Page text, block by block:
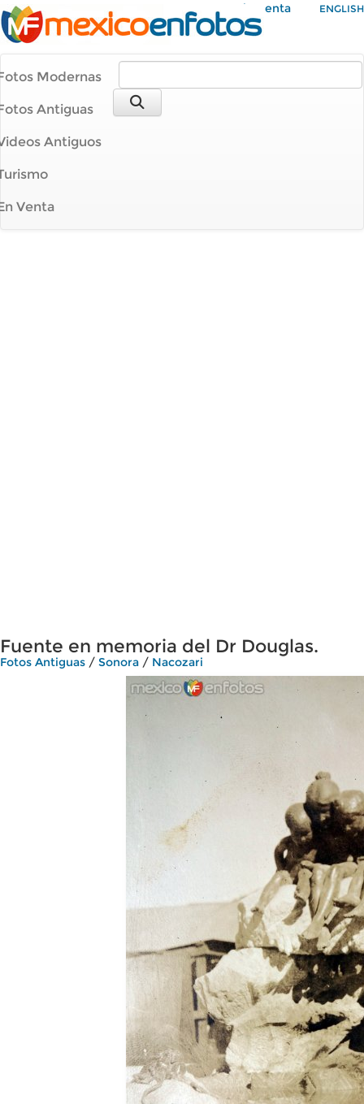
Mi Cuenta ENGLISH
Modernas
Antiguas
Antiguos
Venta
Fuente en memoria del Dr Douglas.
Fotos Antiguas / Sonora / Nacozari